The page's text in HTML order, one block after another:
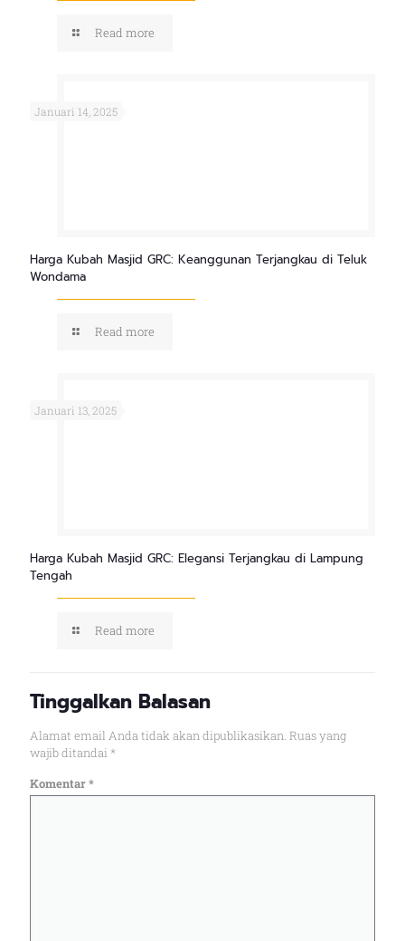
Read more
Januari 14, 2025
Harga Kubah Masjid GRC: Keanggunan Terjangkau di Teluk
Wondama
Read more
Januari 13, 2025
Harga Kubah Masjid GRC: Elegansi Terjangkau di Lampung
Tengah
Read more
Tinggalkan Balasan
Alamat email Anda tidak akan dipublikasikan. Ruas yang
wajib ditandai *
Komentar*